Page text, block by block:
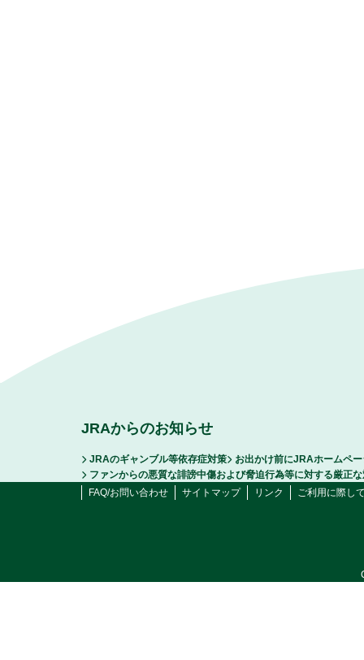
JRAからのお知らせ
JRAのギャンブル等依存症対策
お出かけ前にJRAホームペ
ファンからの悪質な誹謗中傷および脅迫行為等に対する厳正
FAQ/お問い合わせ
サイトマップ リンク ご利用に際し